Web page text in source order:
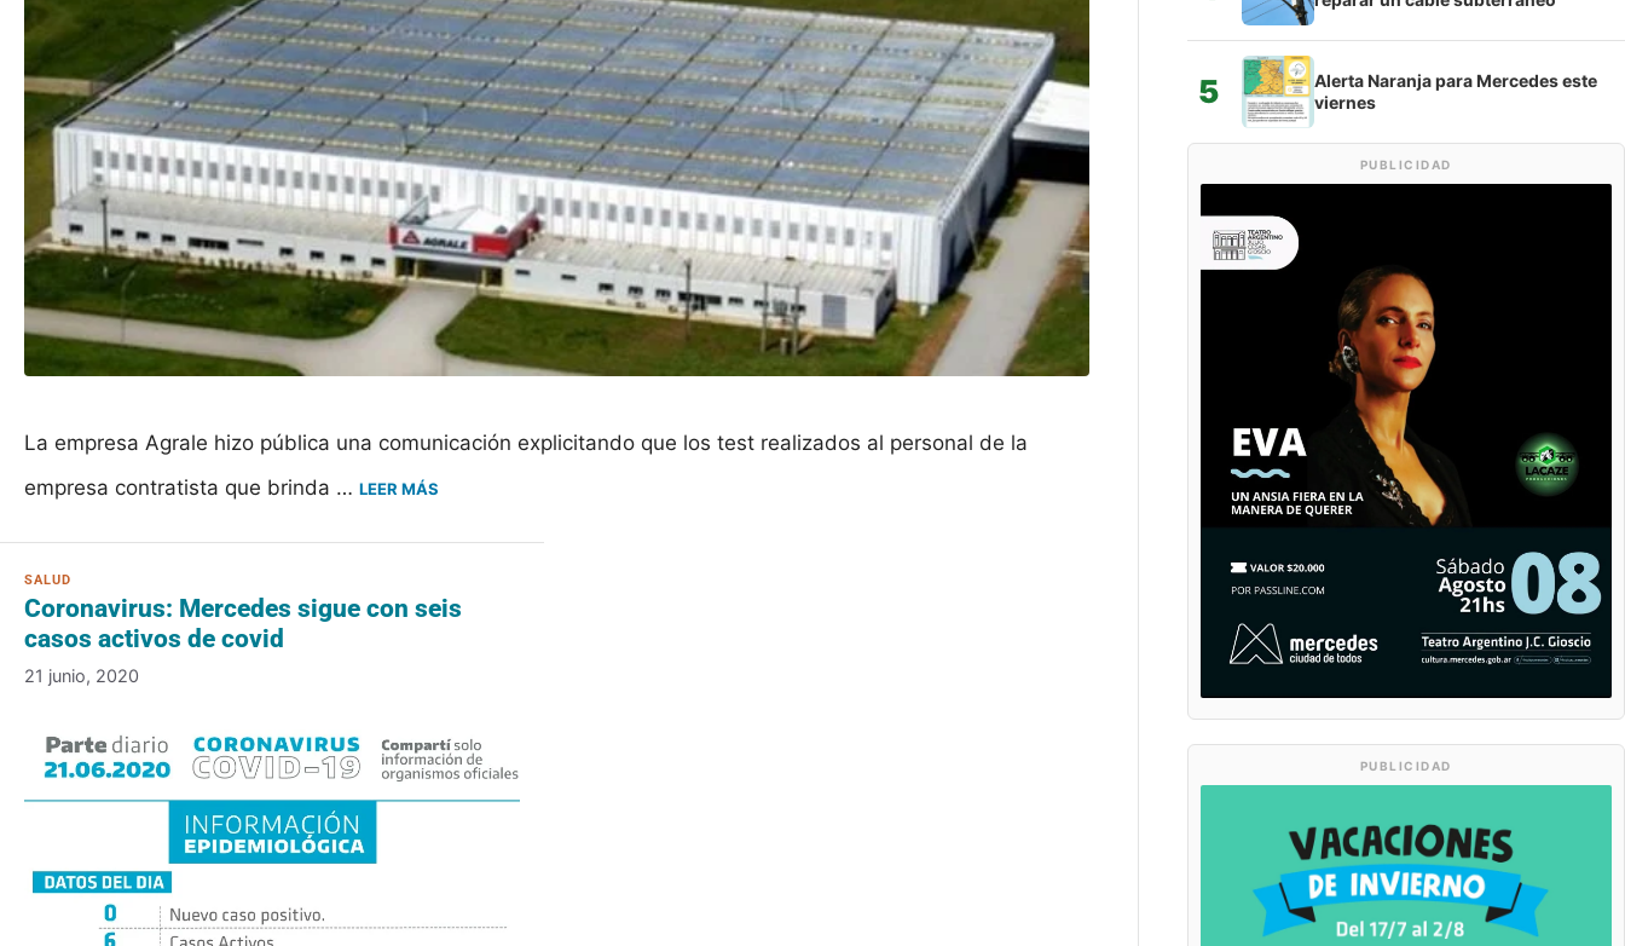
La empresa Agrale hizo pública una comunicación explicitando que los test realizados al personal de la
empresa contratista que brinda … LEER MÁS
Coronavirus: Mercedes sigue con seis
casos activos de covid
21 junio, 2020
5
Alerta Naranja para Mercedes este
viernes
PUBLICIDAD
PUBLICIDAD